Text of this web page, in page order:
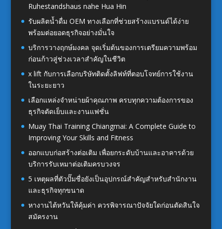
Ruhestandshaus nahe Hua Hin
รับผลิตน้ำดื่ม OEM ทางเลือกที่ช่วยสร้างแบรนด์ได้ง่าย
พร้อมต่อยอดธุรกิจอย่างมั่นใจ
บริการวางฤกษ์มงคล จุดเริ่มต้นของการเตรียมความพร้อม
ก่อนก้าวสู่ช่วงเวลาสำคัญในชีวิต
x lift กับการเลือกบริษัทติดตั้งลิฟท์ที่ตอบโจทย์การใช้งาน
ในระยะยาว
เลือกแหล่งจำหน่ายผ้าคุณภาพ ครบทุกความต้องการของ
ธุรกิจตัดเย็บและงานแฟชั่น
Muay Thai Training Chiangmai: A Complete Guide to
Improving Your Skills and Fitness
ออกแบบก่อสร้างต่อเติม เพื่อยกระดับบ้านและอาคารด้วย
บริการรับเหมาต่อเติมครบวงจร
5 เหตุผลที่ตัวปั๊มชื่อยังเป็นอุปกรณ์สำคัญสำหรับสำนักงาน
และธุรกิจทุกขนาด
หางานไต้หวันให้คุ้มค่า ควรพิจารณาปัจจัยใดก่อนตัดสินใจ
สมัครงาน